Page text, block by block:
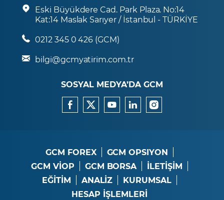
Eski Büyükdere Cad. Park Plaza. No:14
Kat:14 Maslak Sarıyer / İstanbul - TÜRKİYE
0212 345 0 426 (GCM)
bilgi@gcmyatirim.com.tr
SOSYAL MEDYA’DA GCM
GCM FOREX
GCM OPSIYON
GCM VİOP
GCM BORSA
İLETİŞİM
EĞİTİM
ANALİZ
KURUMSAL
HESAP İŞLEMLERİ